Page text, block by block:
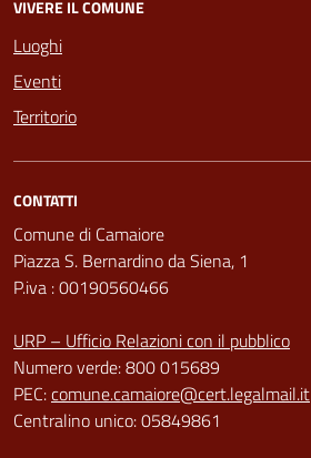
VIVERE IL COMUNE
Luoghi
Eventi
Territorio
CONTATTI
Comune di Camaiore
Piazza S. Bernardino da Siena, 1
P.iva : 00190560466
URP – Ufficio Relazioni con il pubblico
Numero verde: 800 015689
PEC:comune.camaiore@cert.legalmail.it
Centralino unico: 05849861